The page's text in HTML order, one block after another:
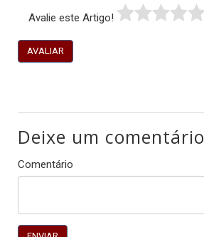
Avalie este Artigo!
AVALIAR
Deixe um comentário
Comentário